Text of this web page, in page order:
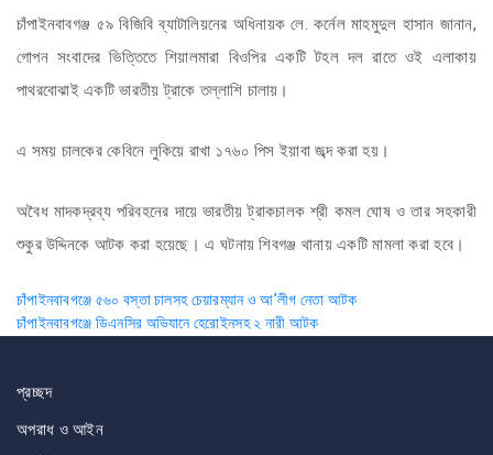
চাঁপাইনবাবগঞ্জ ৫৯ বিজিবি ব্যাটালিয়নের অধিনায়ক লে. কর্নেল মাহমুদুল হাসান জানান,
গোপন সংবাদের ভিত্তিতে শিয়ালমারা বিওপির একটি টহল দল রাতে ওই এলাকায়
পাথরবোঝাই একটি ভারতীয় ট্রাকে তল্লাশি চালায়।
এ সময় চালকের কেবিনে লুকিয়ে রাখা ১৭৬০ পিস ইয়াবা জব্দ করা হয়।
অবৈধ মাদকদ্রব্য পরিবহনের দায়ে ভারতীয় ট্রাকচালক শ্রী কমল ঘোষ ও তার সহকারী
শুকুর উদ্দিনকে আটক করা হয়েছে। এ ঘটনায় শিবগঞ্জ থানায় একটি মামলা করা হবে।
Post
navigation
চাঁপাইনবাবগঞ্জে ৫৬০ বস্তা চালসহ চেয়ারম্যান ও আ’লীগ নেতা আটক
চাঁপাইনবাবগঞ্জে ডিএনসির অভিযানে হেরোইনসহ ২ নারী আটক
প্রচ্ছদ
অপরাধ ও আইন